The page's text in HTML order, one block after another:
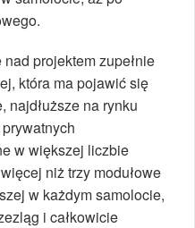
projektem zupełnie
która ma pojawić się
najdłuższe na rynku
w większej liczbie
niż trzy modułowe
w każdym samolocie,
i całkowicie